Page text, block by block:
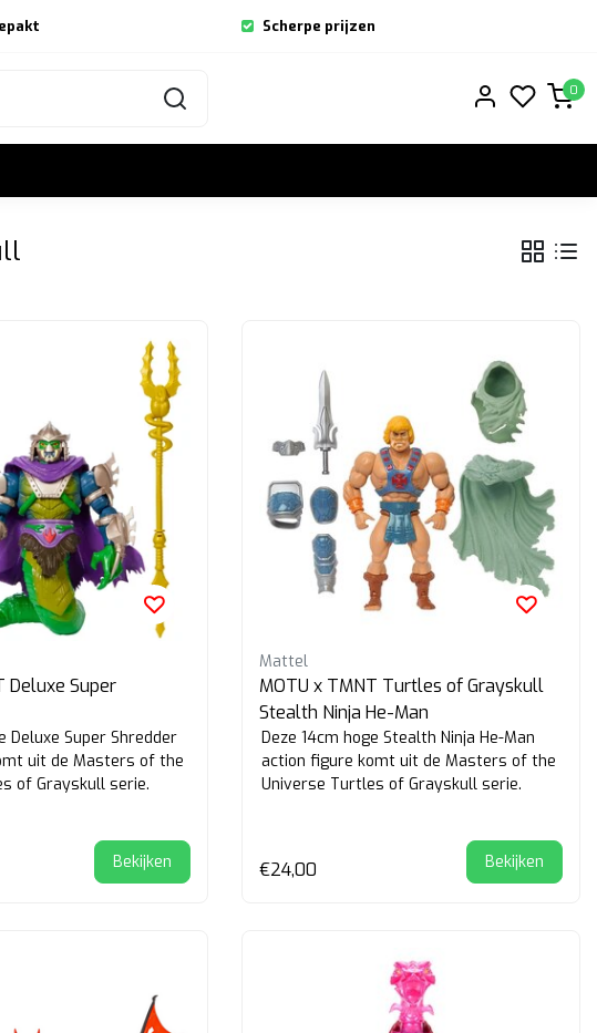
Scherpe prijzen
0
Deluxe Super
Deluxe Super Shredder
uit de Masters of the
of Grayskull serie.
Bekijken
Mattel
MOTU x TMNT Turtles of Grayskull
Stealth Ninja He-Man
Deze 14cm hoge Stealth Ninja He-Man
action figure komt uit de Masters of the
Universe Turtles of Grayskull serie.
€24,00 Bekijken